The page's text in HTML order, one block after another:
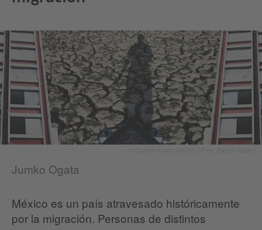
Jumko Ogata
México es un país atravesado históricamente
por la migración. Personas de distintos